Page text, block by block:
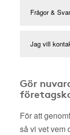
Frågor & Svar
Jag vill
Gör
För att
så vi vet vem